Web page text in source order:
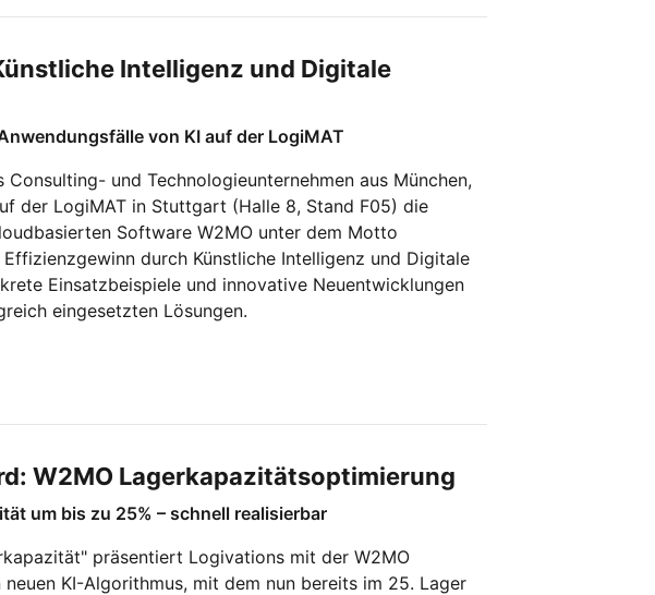
Intelligenz und Digitale
von KI auf der LogiMAT
und Technologieunternehmen aus München,
der LogiMAT in Stuttgart (Halle 8, Stand F05) die
Software W2MO unter dem Motto
durch Künstliche Intelligenz und Digitale
Einsatzbeispiele und innovative Neuentwicklungen
eingesetzten Lösungen.
W2MO Lagerkapazitätsoptimierung
um bis zu 25% – schnell realisierbar
präsentiert Logivations mit der W2MO
KI-Algorithmus, mit dem nun bereits im 25. Lager